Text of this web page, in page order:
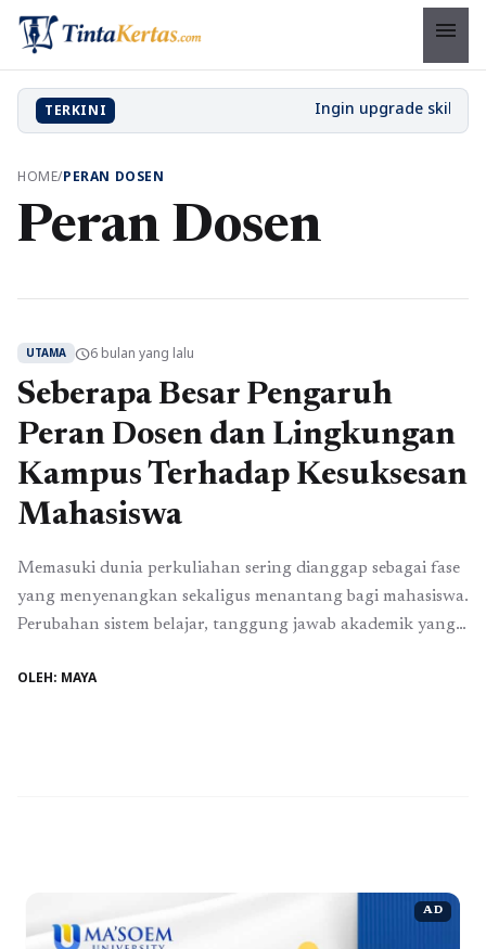
menu
TERKINI
HOME/PERAN DOSEN
Peran Dosen
UTAMA schedule6 bulan yang lalu
Seberapa Besar Pengaruh
Peran Dosen dan Lingkungan
Kampus Terhadap Kesuksesan
Mahasiswa
Memasuki dunia perkuliahan sering dianggap sebagai fase
yang menyenangkan sekaligus menantang bagi mahasiswa.
Perubahan sistem belajar, tanggung jawab akademik yang
mandiri membuat mahasiswa harus beradaptasi dengan
OLEH: MAYA
AD